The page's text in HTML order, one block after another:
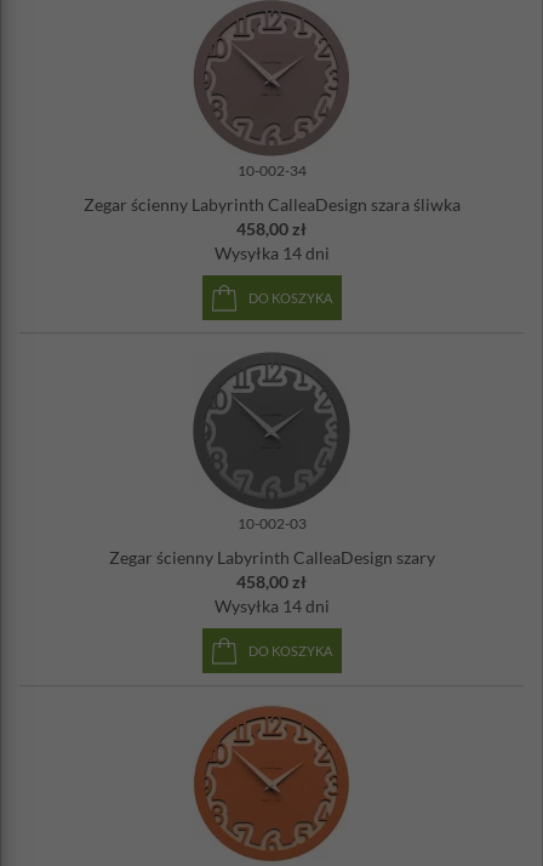
10-002-34
Zegar ścienny Labyrinth CalleaDesign szara śliwka
458,00 zł
Wysyłka 14 dni
DO KOSZYKA
10-002-03
Zegar ścienny Labyrinth CalleaDesign szary
458,00 zł
Wysyłka 14 dni
DO KOSZYKA